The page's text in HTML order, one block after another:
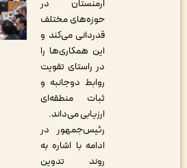
ارمنستان در
حوزه‌های مختلف
قدردانی می‌کند و
این همکاری‌ها را
در راستای تقویت
روابط دوجانبه و
ثبات منطقه‌ای
ارزیابی می‌داند.
رئیس‌جمهور در
ادامه با اشاره به
روند تدوین